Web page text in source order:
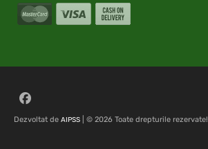
Follow on Facebook
Dezvoltat de AIPSS | © 2026 Toate drepturile rezervate!